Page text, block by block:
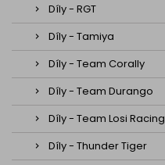
Díly - RGT
Díly - Tamiya
Díly - Team Corally
Díly - Team Durango
Díly - Team Losi Racing
Díly - Thunder Tiger